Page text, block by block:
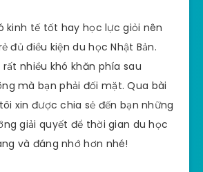
kinh tế tốt hay học lực giỏi nên
đủ điều kiện du học Nhật Bản.
nhiều khó khăn phía sau
mà bạn phải đối mặt. Qua bài
xin được chia sẻ đến bạn những
giải quyết để thời gian du học
và đáng nhớ hơn nhé!